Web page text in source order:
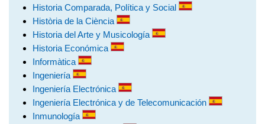
Historia Comparada, Política y Social
Història de la Ciència
Historia del Arte y Musicología
Historia Económica
Informàtica
Ingeniería
Ingeniería Electrónica
Ingeniería Electrónica y de Telecomunicación
Inmunología